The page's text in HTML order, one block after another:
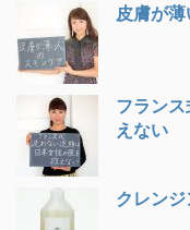
皮膚が
フラン
えない
クレンジ